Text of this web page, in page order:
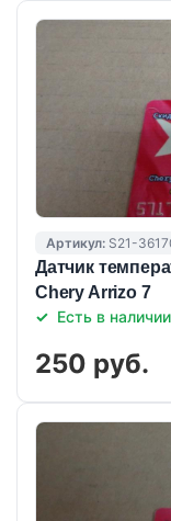
Артикул: S21-
Датчик
Chery Arrizo 7
Есть в наличии
250 руб.